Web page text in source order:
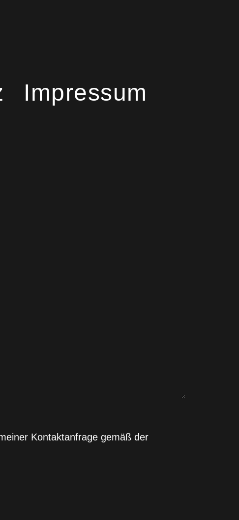
Impressum
Kontaktanfrage gemäß der